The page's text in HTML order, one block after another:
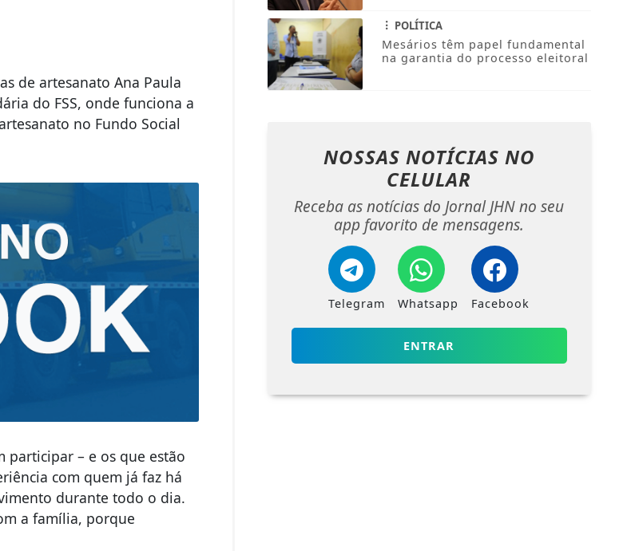
de artesanato Ana Paula
do FSS, onde funciona a
no Fundo Social
participar – e os que estão
com quem já faz há
durante todo o dia.
a família, porque
POLÍTICA
Mesários têm papel fundamental
na garantia do processo eleitoral
NOSSAS NOTÍCIAS NO
CELULAR
Receba as notícias do Jornal JHN no seu
app favorito de mensagens.
Telegram Whatsapp Facebook
ENTRAR